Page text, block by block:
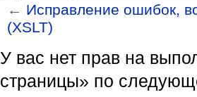
← Исправление ошибок,
(XSLT)
У вас нет прав на
страницы» по